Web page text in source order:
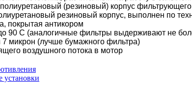
полиуретановый (резиновый) корпус
резиновый корпус, выполнен по
покрытая антикором
90 С (аналогичные фильтры выдерживают не
7 микрон (лучше бумажного фильтра)
воздушного потока в мотор
установки